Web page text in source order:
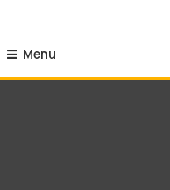
Menu